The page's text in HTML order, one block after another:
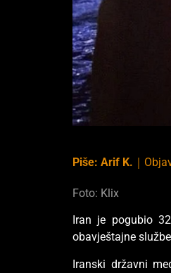
Piše: Arif K. ｜
Foto: Klix
Iran je pogubio
obavještajne
Iranski državni